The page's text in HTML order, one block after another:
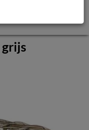
grijs